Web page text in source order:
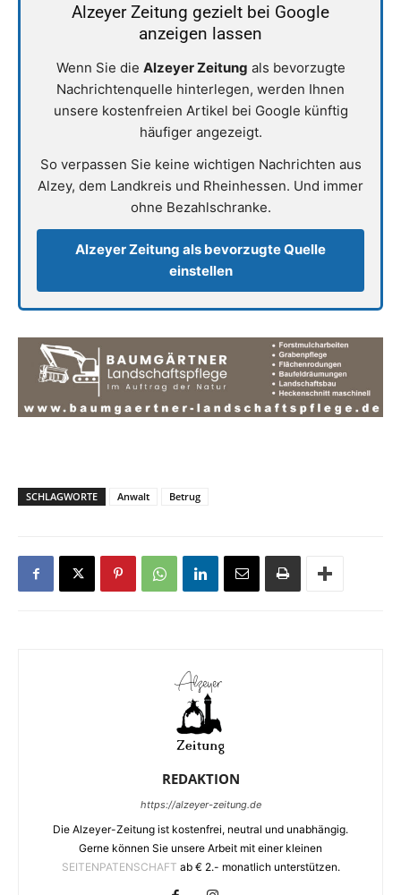
Alzeyer Zeitung gezielt bei Google
anzeigen lassen
Wenn Sie die Alzeyer Zeitung als bevorzugte
Nachrichtenquelle hinterlegen, werden Ihnen
unsere kostenfreien Artikel bei Google künftig
häufiger angezeigt.
So verpassen Sie keine wichtigen Nachrichten aus
Alzey, dem Landkreis und Rheinhessen. Und immer
ohne Bezahlschranke.
Alzeyer Zeitung als bevorzugte Quelle
einstellen
SCHLAGWORTE Anwalt Betrug
REDAKTION
https://alzeyer-zeitung.de
Die Alzeyer-Zeitung ist kostenfrei, neutral und unabhängig.
Gerne können Sie unsere Arbeit mit einer kleinen
SEITENPATENSCHAFT ab € 2.- monatlich unterstützen.